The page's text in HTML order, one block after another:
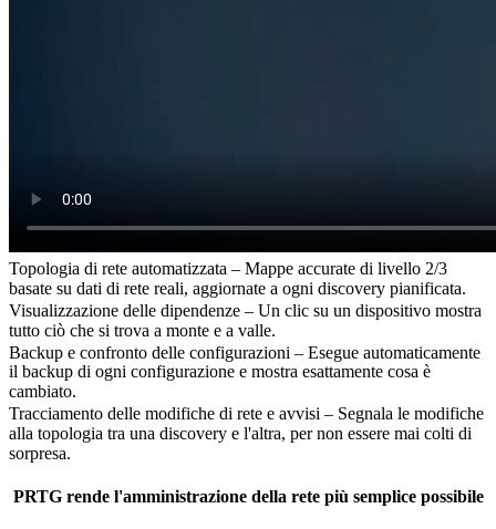
Topologia di rete automatizzata – Mappe accurate di livello 2/3
basate su dati di rete reali, aggiornate a ogni discovery pianificata.
Visualizzazione delle dipendenze – Un clic su un dispositivo mostra
tutto ciò che si trova a monte e a valle.
Backup e confronto delle configurazioni – Esegue automaticamente
il backup di ogni configurazione e mostra esattamente cosa è
cambiato.
Tracciamento delle modifiche di rete e avvisi – Segnala le modifiche
alla topologia tra una discovery e l'altra, per non essere mai colti di
sorpresa.
PRTG rende l'amministrazione della rete più semplice possibile